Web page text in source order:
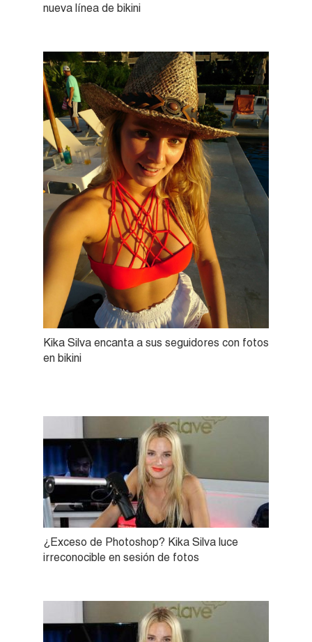
nueva línea de bikini
Kika Silva encanta a sus seguidores con fotos
en bikini
¿Exceso de Photoshop? Kika Silva luce
irreconocible en sesión de fotos